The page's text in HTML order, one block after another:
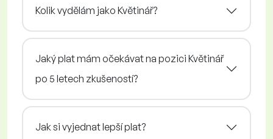
Kolik vydělám jako Květinář?
Jaký plat mám očekávat na pozici Květinář
po 5 letech zkušeností?
Jak si vyjednat lepší plat?